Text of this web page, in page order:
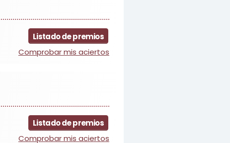
Listado de premios
Comprobar mis aciertos
Listado de premios
Comprobar mis aciertos